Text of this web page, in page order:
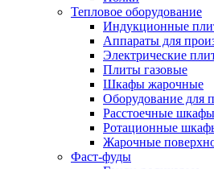
Тепловое оборудование
Индукционные
Аппараты для
Электрические
Плиты газовые
Шкафы жарочные
Оборудование для
Расстоечные
Ротационные
Жарочные
Фаст-фуды